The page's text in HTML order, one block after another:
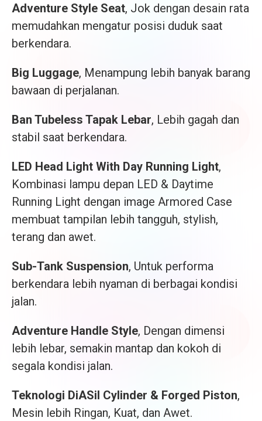
Adventure Style Seat, Jok dengan desain rata
memudahkan mengatur posisi duduk saat
berkendara.
Big Luggage, Menampung lebih banyak barang
bawaan di perjalanan.
Ban Tubeless Tapak Lebar, Lebih gagah dan
stabil saat berkendara.
LED Head Light With Day Running Light,
Kombinasi lampu depan LED & Daytime
Running Light dengan image Armored Case
membuat tampilan lebih tangguh, stylish,
terang dan awet.
Sub-Tank Suspension, Untuk performa
berkendara lebih nyaman di berbagai kondisi
jalan.
Adventure Handle Style, Dengan dimensi
lebih lebar, semakin mantap dan kokoh di
segala kondisi jalan.
Teknologi DiASil Cylinder & Forged Piston,
Mesin lebih Ringan, Kuat, dan Awet.